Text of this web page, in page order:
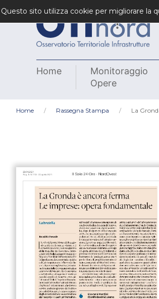
Home
Monitoraggio
Opere
Home Rassegna Stampa La
Questo sito utilizza cookie per migliorare la